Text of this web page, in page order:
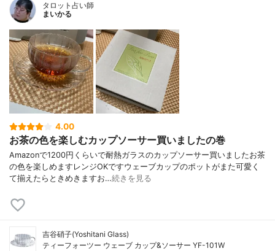
タロット占い師
まいかる
4.00
お茶の色を楽しむカップソーサー買いましたの巻
Amazonで1200円くらいで耐熱ガラスのカップソーサー買いましたお茶
の色を楽しめますレンジOKですウェーブカップのポットがまた可愛く
て揃えたらときめきますお…続きを見る
吉谷硝子(Yoshitani Glass)
ティーフォーツー ウェーブ カップ&ソーサー YF-101W